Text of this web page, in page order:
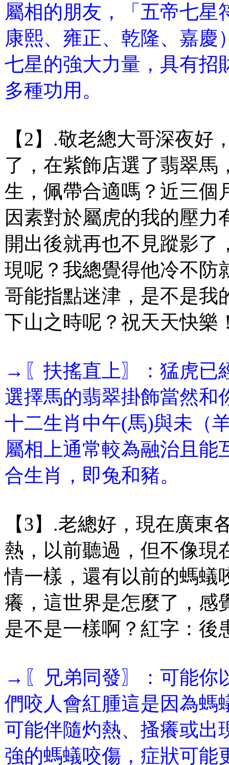
屬相的朋友，「五帝七星
康熙、雍正、乾隆、嘉慶
七星的強大力量，具有招
多種功用。
【2】.敬老總大哥深夜
了，在紫飾店選了翡翠馬
生，佩帶合適嗎？近三個
因素對於屬虎的我的壓力
開出後就再也不見蹤影了
現呢？我總覺得他冷不防
哥能指點迷津，是不是我
下山之時呢？祝天天快樂
→〖扶搖直上〗：猛虎已
選擇馬的翡翠掛飾當然和
十二生肖中午(馬)與未（
屬相上通常較為融治且能
合生肖，即兔和豬。
【3】.老總好，現在廣
熱，以前聽過，但不像現
情一樣，還有以前的螞蟻
癢，這世界是怎麼了，感
是不是一樣啊？紅字：
→〖兄弟同發〗：可能你
們咬人會紅腫這是因為螞
可能伴隨灼熱、搔癢或出
強的螞蟻咬傷，症狀可能